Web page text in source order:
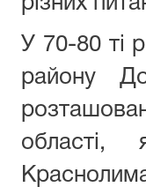
У 70-80 ті
району